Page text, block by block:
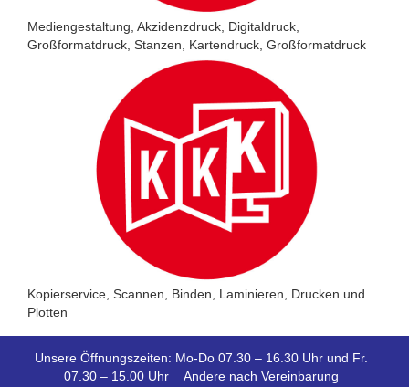
Mediengestaltung, Akzidenzdruck, Digitaldruck,
Großformatdruck, Stanzen, Kartendruck, Großformatdruck
Kopierservice, Scannen, Binden, Laminieren, Drucken und
Plotten
Unsere Öffnungszeiten: Mo-Do 07.30 – 16.30 Uhr und Fr.
07.30 – 15.00 Uhr Andere nach Vereinbarung